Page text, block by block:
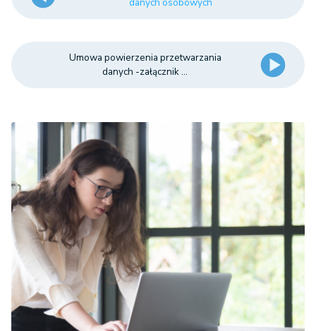
Umowa powierzenia przetwarzania
danych -załącznik ...